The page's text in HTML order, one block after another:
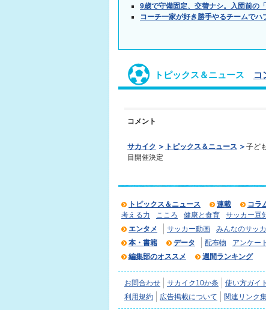
9歳で守備固定、交替ナシ。入団前の
コーチ一家が好き勝手やるチームで
トピックス＆ニュース コ
コメント
サカイク トピックス＆ニュース
子ど
目開催決定
トピックス＆ニュース 連載 コラ
考える力
こころ 健康と食育 サッカー豆
エンタメ
サッカー動画 みんなのサッ
本・書籍
データ 配布物 アンケート
編集部のオススメ
週間ランキング
お問合わせ サカイク10か条 使い方ガイ
利用規約
広告掲載について 関連リンク